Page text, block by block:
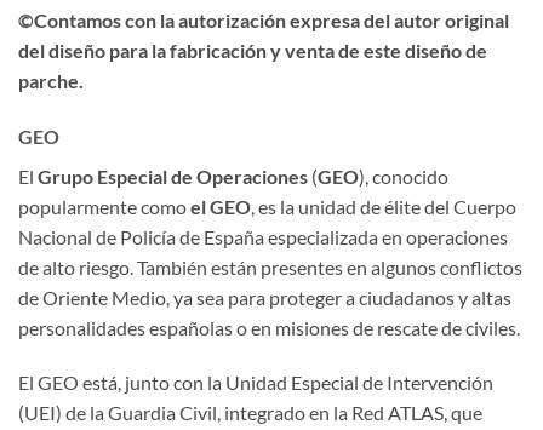
©Contamos con la autorización expresa del autor original
del diseño para la fabricación y venta de este diseño de
parche.
GEO
El Grupo Especial de Operaciones (GEO), conocido
popularmente comoel GEO ,​ es la unidad de élite del Cuerpo
Nacional de Policía de España especializada en operaciones
de alto riesgo. También están presentes en algunos conflictos
de Oriente Medio, ya sea para proteger a ciudadanos y altas
personalidades españolas o en misiones de rescate de civiles.
El GEO está, junto con la Unidad Especial de Intervención
(UEI) de la Guardia Civil, integrado en la Red ATLAS, que